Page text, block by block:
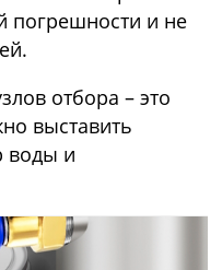
погрешности и не
отбора – это
выставить
воды и